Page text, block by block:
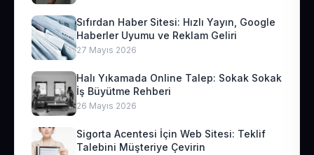
Sıfırdan Haber Sitesi: Hızlı Yayın, Google
Haberler Uyumu ve Reklam Geliri
27 Mayıs 2026
Halı Yıkamada Online Talep: Sokak Sokak
İş Büyütme Rehberi
26 Mayıs 2026
Sigorta Acentesi İçin Web Sitesi: Teklif
Talebini Müşteriye Çevirin